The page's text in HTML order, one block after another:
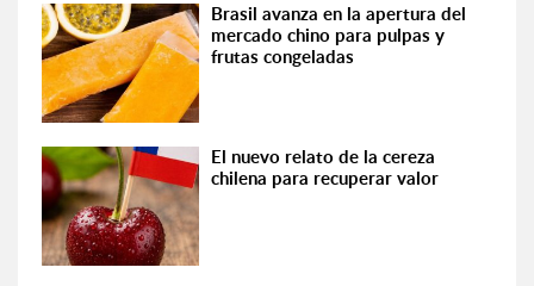
Brasil avanza en la apertura del
mercado chino para pulpas y
frutas congeladas
El nuevo relato de la cereza
chilena para recuperar valor